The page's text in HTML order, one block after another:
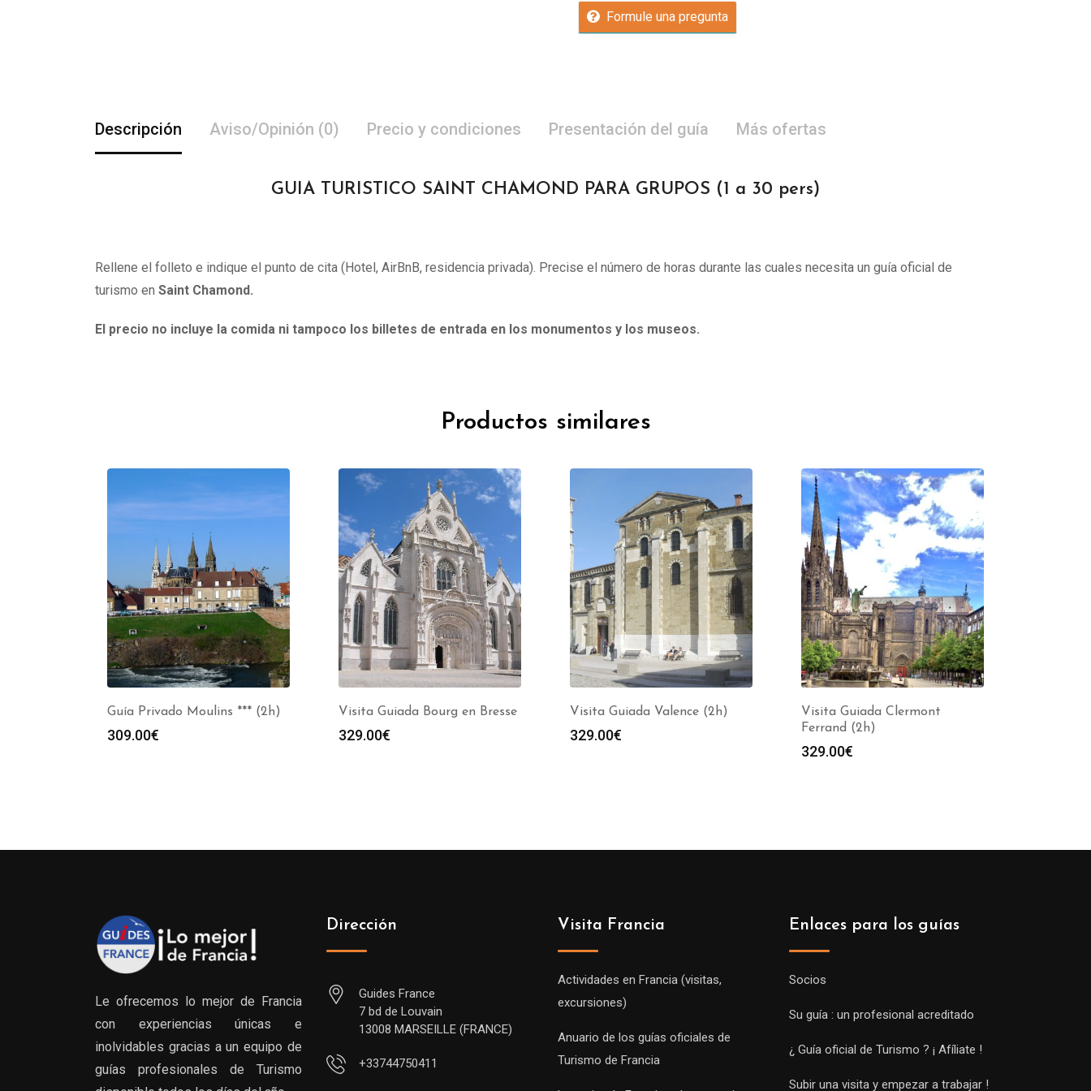
Formule una pregunta
Descripción Aviso/Opinión (0) Precio y condiciones Presentación del guía Más ofertas
GUIA TURISTICO SAINT CHAMOND PARA GRUPOS (1 a 30 pers)
Rellene el folleto e indique el punto de cita (Hotel, AirBnB, residencia privada). Precise el número de horas durante las cuales necesita un guía oficial de
turismo en Saint Chamond.
El precio no incluye la comida ni tampoco los billetes de entrada en los monumentos y los museos.
Productos similares
Guía Privado Moulins *** (2h)
309.00€
Visita Guiada Bourg en Bresse
329.00€
Visita Guiada Valence (2h)
329.00€
Visita Guiada Clermont
Ferrand (2h)
329.00€
Le ofrecemos lo mejor de Francia
con experiencias únicas e
inolvidables gracias a un equipo de
guías profesionales de Turismo
Dirección
Guides France
7 bd de Louvain
13008 MARSEILLE (FRANCE)
+33744750411
Visita Francia
Actividades en Francia (visitas,
excursiones)
Anuario de los guías oficiales de
Turismo de Francia
Enlaces para los guías
Socios
Su guía : un profesional acreditado
¿ Guía oficial de Turismo ? ¡ Afíliate !
Subir una visita y empezar a trabajar !